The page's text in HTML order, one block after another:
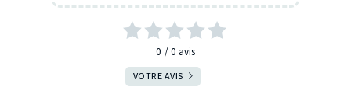
0 0 avis
VOTRE AVIS